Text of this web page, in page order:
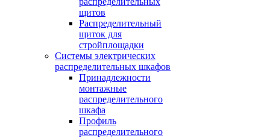
щитов
Распределительный
щиток для
стройплощадки
Системы электрических
распределительных шкафов
Принадлежности
монтажные
распределительного
шкафа
Профиль
распределительного